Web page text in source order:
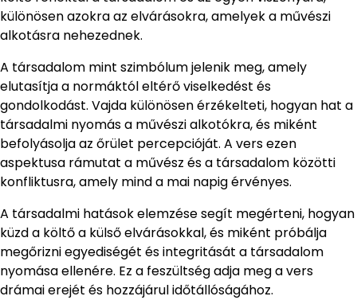
különösen azokra az elvárásokra, amelyek a művészi
alkotásra nehezednek.
A társadalom mint szimbólum jelenik meg, amely
elutasítja a normáktól eltérő viselkedést és
gondolkodást. Vajda különösen érzékelteti, hogyan hat a
társadalmi nyomás a művészi alkotókra, és miként
befolyásolja az őrület percepcióját. A vers ezen
aspektusa rámutat a művész és a társadalom közötti
konfliktusra, amely mind a mai napig érvényes.
A társadalmi hatások elemzése segít megérteni, hogyan
küzd a költő a külső elvárásokkal, és miként próbálja
megőrizni egyediségét és integritását a társadalom
nyomása ellenére. Ez a feszültség adja meg a vers
drámai erejét és hozzájárul időtállóságához.